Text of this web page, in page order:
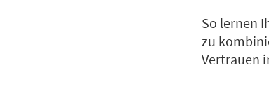
So lernen
zu
Vertrauen